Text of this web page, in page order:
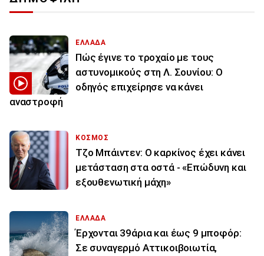
ΕΛΛΑΔΑ
Πώς έγινε το τροχαίο με τους
αστυνομικούς στη Λ. Σουνίου: Ο
οδηγός επιχείρησε να κάνει
αναστροφή
ΚΟΣΜΟΣ
Τζο Μπάιντεν: Ο καρκίνος έχει κάνει
μετάσταση στα οστά - «Επώδυνη και
εξουθενωτική μάχη»
ΕΛΛΑΔΑ
Έρχονται 39άρια και έως 9 μποφόρ:
Σε συναγερμό Αττικοιβοιωτία,